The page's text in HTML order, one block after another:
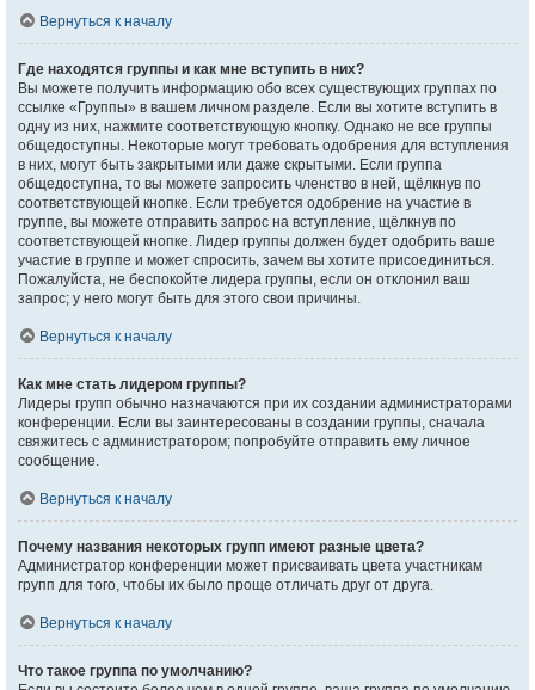
Вернуться к началу
Где находятся группы и как мне вступить в них?
Вы можете получить информацию обо всех существующих группах по
ссылке «Группы» в вашем личном разделе. Если вы хотите вступить в
одну из них, нажмите соответствующую кнопку. Однако не все группы
общедоступны. Некоторые могут требовать одобрения для вступления
в них, могут быть закрытыми или даже скрытыми. Если группа
общедоступна, то вы можете запросить членство в ней, щёлкнув по
соответствующей кнопке. Если требуется одобрение на участие в
группе, вы можете отправить запрос на вступление, щёлкнув по
соответствующей кнопке. Лидер группы должен будет одобрить ваше
участие в группе и может спросить, зачем вы хотите присоединиться.
Пожалуйста, не беспокойте лидера группы, если он отклонил ваш
запрос; у него могут быть для этого свои причины.
Вернуться к началу
Как мне стать лидером группы?
Лидеры групп обычно назначаются при их создании администраторами
конференции. Если вы заинтересованы в создании группы, сначала
свяжитесь с администратором; попробуйте отправить ему личное
сообщение.
Вернуться к началу
Почему названия некоторых групп имеют разные цвета?
Администратор конференции может присваивать цвета участникам
групп для того, чтобы их было проще отличать друг от друга.
Вернуться к началу
Что такое группа по умолчанию?